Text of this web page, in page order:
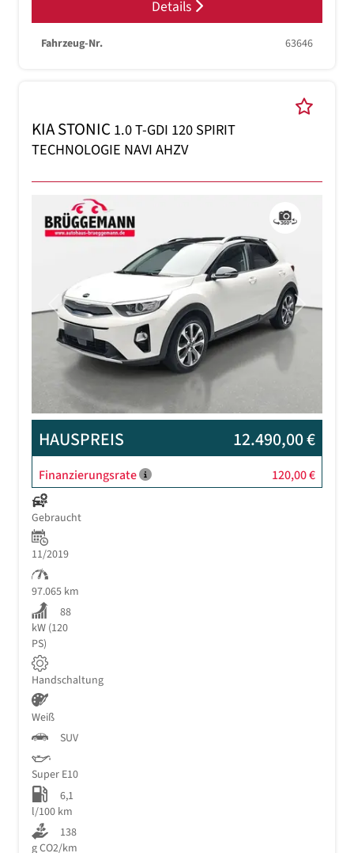
Details
Fahrzeug-Nr. 63646
KIA STONIC 1.0 T-GDI 120 SPIRIT
TECHNOLOGIE NAVI AHZV
Previous Next
HAUSPREIS 12.490,00 €
Finanzierungsrate 120,00 €
Gebraucht
11/2019
97.065 km
88
kW (120
PS)
Handschaltung
Weiß
SUV
Super E10
6,1
l/100 km
138
g CO2/km